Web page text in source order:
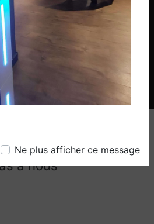
Ne plus afficher ce message
Email
à nous